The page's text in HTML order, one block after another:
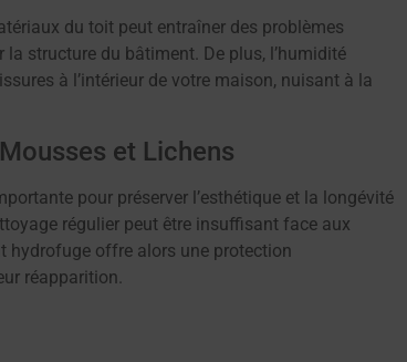
du toit peut entraîner des problèmes
structure du bâtiment. De plus, l’humidité
à l’intérieur de votre maison, nuisant à la
et Lichens
pour préserver l’esthétique et la longévité
régulier peut être insuffisant face aux
hydrofuge offre alors une protection
réapparition.